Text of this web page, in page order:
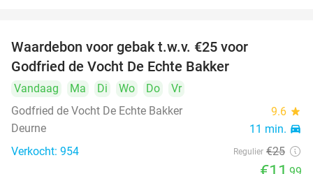
Waardebon voor gebak t.w.v. €25 voor
Godfried de Vocht De Echte Bakker
Vandaag Ma Di Wo Do
Vr
Godfried de Vocht De Echte Bakker
9.6 star
Deurne 11 min. directions_car
Verkocht: 954 Regulier €25